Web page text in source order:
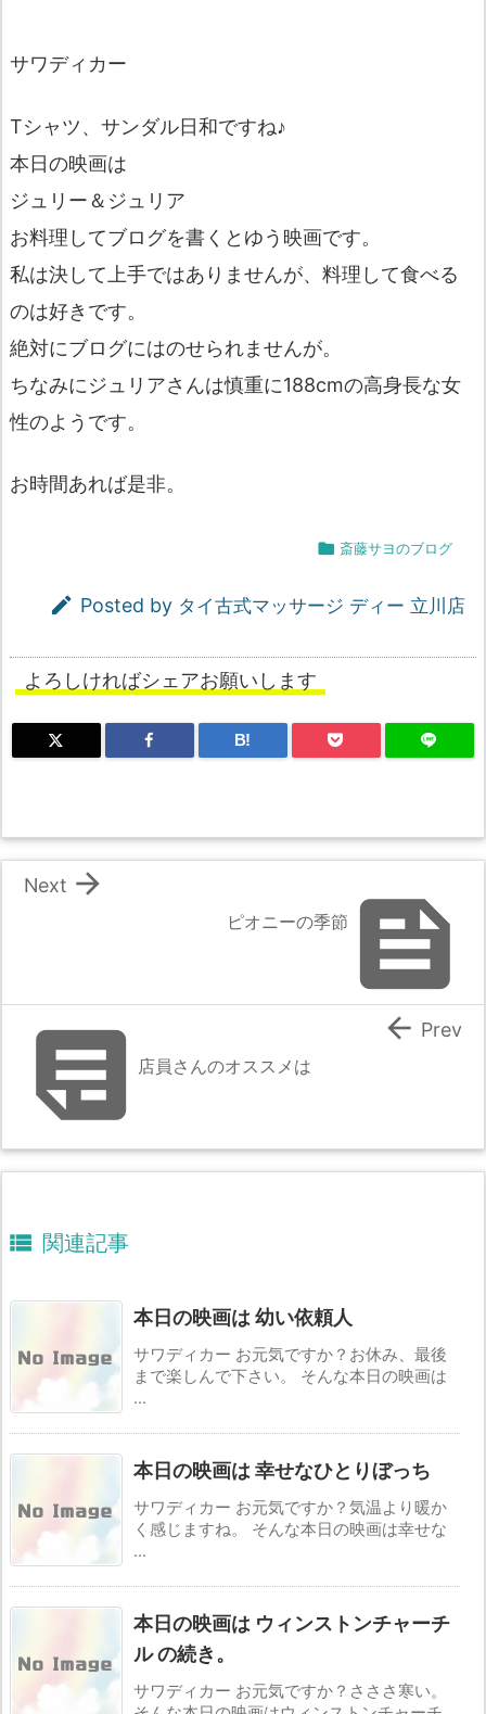
サワディカー
Tシャツ、サンダル日和ですね♪
本日の映画は
ジュリー＆ジュリア
お料理してブログを書くとゆう映画です。
私は決して上手ではありませんが、料理して食べる
のは好きです。
絶対にブログにはのせられませんが。
ちなみにジュリアさんは慎重に188cmの高身長な女
性のようです。
お時間あれば是非。
 斎藤サヨのブログ
 Posted by タイ古式マッサージ ディー 立川店
よろしければシェアお願いします
B!

ピオニーの季節

Next
店員さんのオススメは
 Prev
 関連記事
本日の映画は 幼い依頼人
サワディカー お元気ですか？お休み、最後
まで楽しんで下さい。 そんな本日の映画は
...
本日の映画は 幸せなひとりぼっち
サワディカー お元気ですか？気温より暖か
く感じますね。 そんな本日の映画は幸せな
...
本日の映画は ウィンストンチャーチ
ル の続き。
サワディカー お元気ですか？さささ寒い。